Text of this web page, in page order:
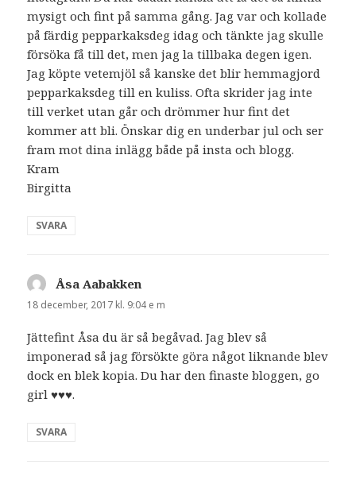
mysigt och fint på samma gång. Jag var och kollade
på färdig pepparkaksdeg idag och tänkte jag skulle
försöka få till det, men jag la tillbaka degen igen.
Jag köpte vetemjöl så kanske det blir hemmagjord
pepparkaksdeg till en kuliss. Ofta skrider jag inte
till verket utan går och drömmer hur fint det
kommer att bli. Önskar dig en underbar jul och ser
fram mot dina inlägg både på insta och blogg.
Kram
Birgitta
SVARA
Åsa Aabakken
18 december, 2017 kl. 9:04 e m
Jättefint Åsa du är så begåvad. Jag blev så
imponerad så jag försökte göra något liknande blev
dock en blek kopia. Du har den finaste bloggen, go
girl ♥️♥️♥️.
SVARA